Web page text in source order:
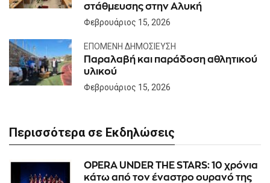
στάθμευσης στην Αλυκή
Φεβρουάριος 15, 2026
ΕΠΌΜΕΝΗ ΔΗΜΟΣΊΕΥΣΗ
Παραλαβή και παράδοση αθλητικού
υλικού
Φεβρουάριος 15, 2026
Περισσότερα σε Εκδηλώσεις
OPERA UNDER THE STARS: 10 χρόνια
κάτω από τον έναστρο ουρανό της